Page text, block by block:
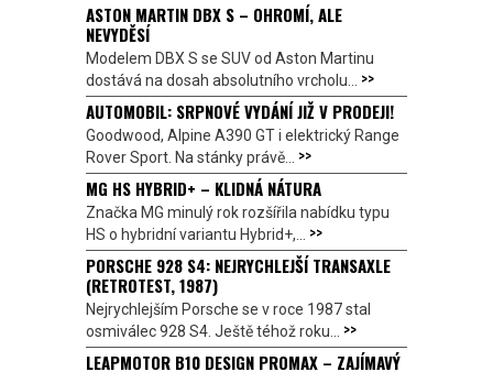
ASTON MARTIN DBX S – OHROMÍ, ALE
NEVYDĚSÍ
Modelem DBX S se SUV od Aston Martinu
dostává na dosah absolutního vrcholu... >>
AUTOMOBIL: SRPNOVÉ VYDÁNÍ JIŽ V PRODEJI!
Goodwood, Alpine A390 GT i elektrický Range
Rover Sport. Na stánky právě... >>
MG HS HYBRID+ – KLIDNÁ NÁTURA
Značka MG minulý rok rozšířila nabídku typu
HS o hybridní variantu Hybrid+,... >>
PORSCHE 928 S4: NEJRYCHLEJŠÍ TRANSAXLE
(RETROTEST, 1987)
Nejrychlejším Porsche se v roce 1987 stal
osmiválec 928 S4. Ještě téhož roku... >>
LEAPMOTOR B10 DESIGN PROMAX – ZAJÍMAVÝ